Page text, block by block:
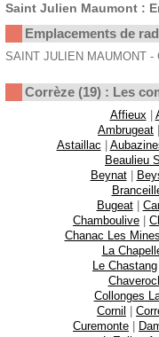
Saint Julien Maumont :
Emplacements de
SAINT JULIEN MAUMONT -
Corrèze (19) : Les
Affieux |
Ambrugeat |
Astaillac |
Beaulieu
Beynat|
Bugeat|
Chamboulive |
Chanac Les Mines
La
Le Chastang
Collonges
Cornil |
Curemonte |